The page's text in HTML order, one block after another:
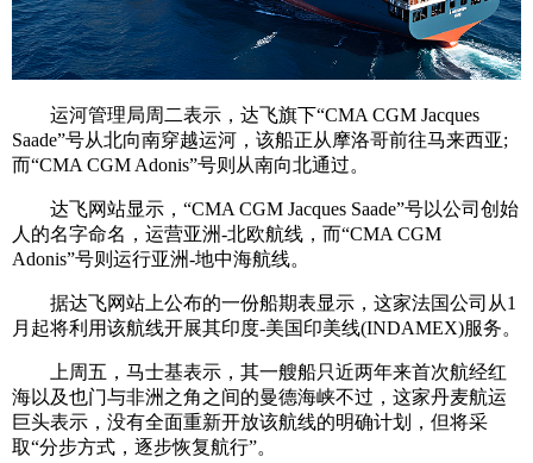
运河管理局周二表示，达飞旗下“CMA CGM Jacques
Saade”号从北向南穿越运河，该船正从摩洛哥前往马来西亚;
而“CMA CGM Adonis”号则从南向北通过。
达飞网站显示，“CMA CGM Jacques Saade”号以公司创始
人的名字命名，运营亚洲-北欧航线，而“CMA CGM
Adonis”号则运行亚洲-地中海航线。
据达飞网站上公布的一份船期表显示，这家法国公司从1
月起将利用该航线开展其印度-美国印美线(INDAMEX)服务。
上周五，马士基表示，其一艘船只近两年来首次航经红
海以及也门与非洲之角之间的曼德海峡不过，这家丹麦航运
巨头表示，没有全面重新开放该航线的明确计划，但将采
取“分步方式，逐步恢复航行”。